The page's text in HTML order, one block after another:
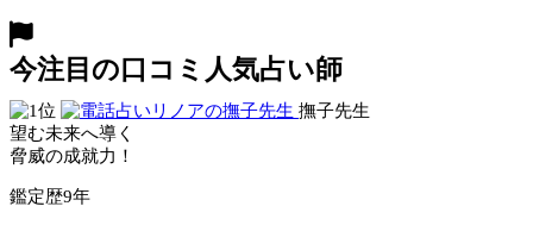
今注目の口コミ人気占い師
撫子先生
望む未来へ導く
脅威の成就力！
鑑定歴9年